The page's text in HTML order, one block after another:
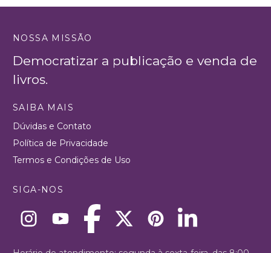
NOSSA MISSÃO
Democratizar a publicação e venda de
livros.
SAIBA MAIS
Dúvidas e Contato
Política de Privacidade
Termos e Condições de Uso
SIGA-NOS